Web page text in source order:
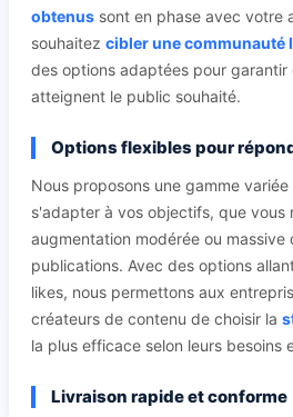
obtenus sont en phase avec votre
souhaitez cibler une communauté
des options adaptées pour
atteignent le public souhaité.
Options flexibles pour
Nous proposons une gamme
s'adapter à vos objectifs, que vous
augmentation modérée ou
publications. Avec des options
likes, nous permettons aux
créateurs de contenu de choisir la
la plus efficace selon leurs besoins
Livraison rapide et conforme